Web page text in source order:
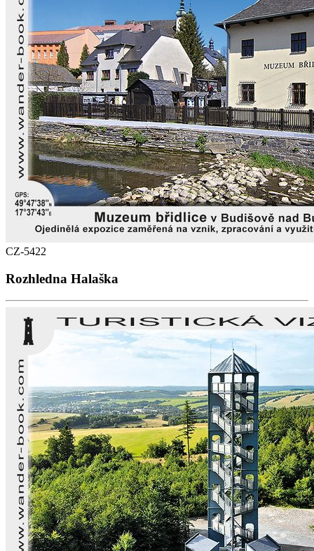
CZ-5422
Rozhledna Halaška